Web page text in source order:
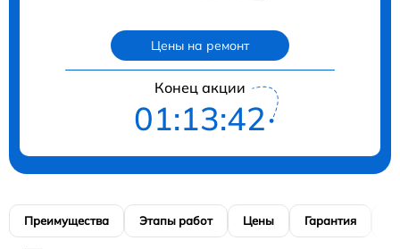
Цены на ремонт
Конец акции
01:13:41
Преимущества Этапы работ Цены Гарантия